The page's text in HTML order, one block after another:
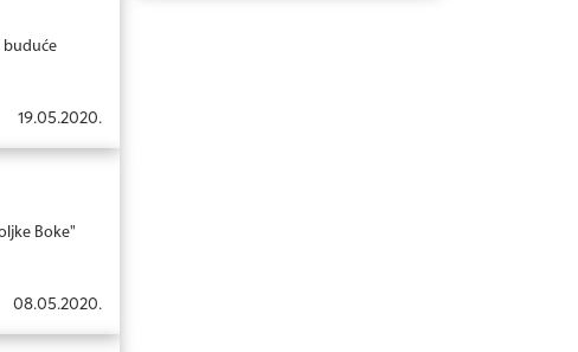
buduće
19.05.2020.
Boke"
08.05.2020.